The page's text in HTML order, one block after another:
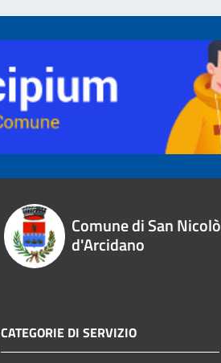
Comune di San Nicolò
d'Arcidano
CATEGORIE DI SERVIZIO